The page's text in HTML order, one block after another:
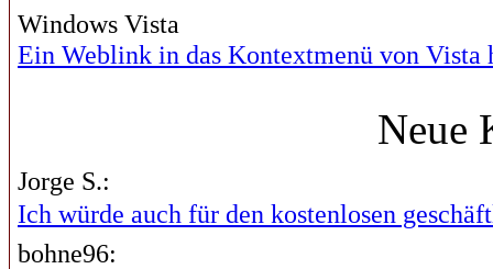
Windows Vista
Ein Weblink in das Kontextmenü von Vista
Neue
Jorge S.:
Ich würde auch für den kostenlosen
bohne96: